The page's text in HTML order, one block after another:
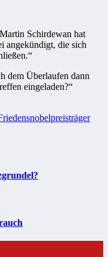
Schirdewan hat
angekündigt, die sich
dem Überlaufen dann
eingeladen?“